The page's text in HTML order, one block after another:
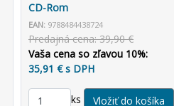
CD-Rom
EAN: 9788484438724
Predajná cena: 39,90 €
Vaša cena so zľavou 10%:
35,91 € s DPH
ks